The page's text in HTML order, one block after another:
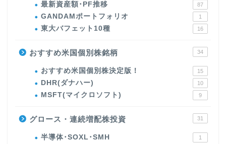
最新資産額･PF推移 87
GANDAMポートフォリオ 1
東大バフェット10種 16
おすすめ米国個別株銘柄 34
おすすめ米国個別株決定版！ 15
DHR(ダナハー) 10
MSFT(マイクロソフト) 9
グロース・連続増配株投資 31
半導体･SOXL･SMH 1